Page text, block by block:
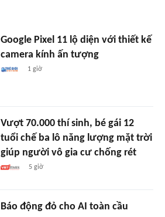
Google Pixel 11 lộ diện với thiết kế
camera kính ấn tượng
1 giờ
Vượt 70.000 thí sinh, bé gái 12
tuổi chế ba lô năng lượng mặt trời
giúp người vô gia cư chống rét
5 giờ
Báo động đỏ cho AI toàn cầu